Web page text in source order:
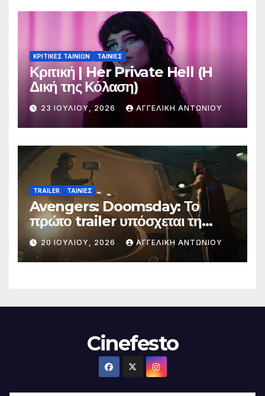
ΚΡΙΤΙΚΕΣ ΤΑΙΝΙΩΝ ΤΑΙΝΙΕΣ
Κριτική | Her Private Hell (H
Δική της Κόλαση)
23 ΙΟΥΛΊΟΥ, 2026 ΑΓΓΕΛΙΚΉ ΑΝΤΩΝΊΟΥ
TRAILER ΤΑΙΝΙΕΣ
Avengers: Doomsday: Το
πρώτο trailer υπόσχεται τη
μεγαλύτερη μάχη στην ιστορία
της Marvel
20 ΙΟΥΛΊΟΥ, 2026 ΑΓΓΕΛΙΚΉ ΑΝΤΩΝΊΟΥ
Cinefesto